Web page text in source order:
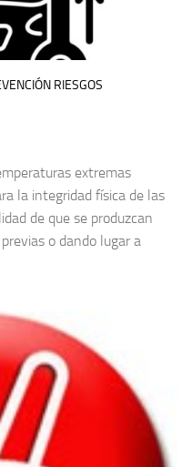
RIESGOS
extremas
la integridad física de las
de que se produzcan
o dando lugar a